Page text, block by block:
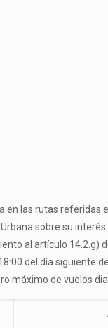
las rutas
sobre su
al artículo 14.2.g)
del día siguiente
máximo de vuelos